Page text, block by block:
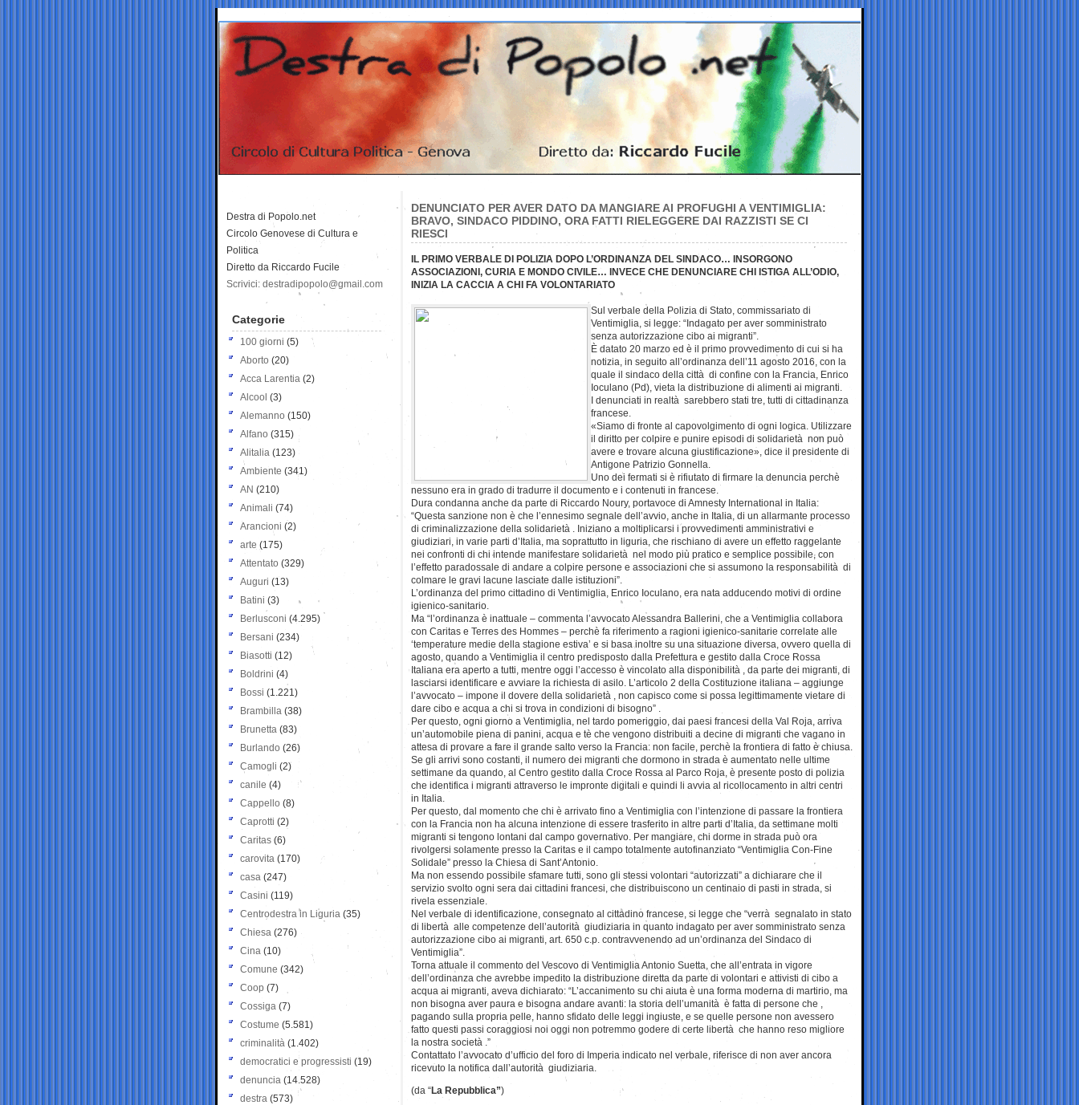
DENUNCIATO PER AVER DATO DA MANGIARE AI PROFUGHI A VENTIMIGLIA:
BRAVO, SINDACO PIDDINO, ORA FATTI RIELEGGERE DAI RAZZISTI SE CI
RIESCI
IL PRIMO VERBALE DI POLIZIA DOPO L’ORDINANZA DEL SINDACO… INSORGONO
ASSOCIAZIONI, CURIA E MONDO CIVILE… INVECE CHE DENUNCIARE CHI ISTIGA ALL’ODIO,
INIZIA LA CACCIA A CHI FA VOLONTARIATO
Sul verbale della Polizia di Stato, commissariato di
Ventimiglia, si legge: “Indagato per aver somministrato
senza autorizzazione cibo ai migranti”.
È datato 20 marzo ed è il primo provvedimento di cui si ha
notizia, in seguito all’ordinanza dell’11 agosto 2016, con la
quale il sindaco della città di confine con la Francia, Enrico
Ioculano (Pd), vieta la distribuzione di alimenti ai migranti.
I denunciati in realtà sarebbero stati tre, tutti di cittadinanza
francese.
«Siamo di fronte al capovolgimento di ogni logica. Utilizzare
il diritto per colpire e punire episodi di solidarietà non può
avere e trovare alcuna giustificazione», dice il presidente di
Antigone Patrizio Gonnella.
Uno dei fermati si è rifiutato di firmare la denuncia perchè
nessuno era in grado di tradurre il documento e i contenuti in francese.
Dura condanna anche da parte di Riccardo Noury, portavoce di Amnesty International in Italia:
“Questa sanzione non è che l’ennesimo segnale dell’avvio, anche in Italia, di un allarmante processo
di criminalizzazione della solidarietà . Iniziano a moltiplicarsi i provvedimenti amministrativi e
giudiziari, in varie parti d’Italia, ma soprattutto in liguria, che rischiano di avere un effetto raggelante
nei confronti di chi intende manifestare solidarietà nel modo più pratico e semplice possibile, con
l’effetto paradossale di andare a colpire persone e associazioni che si assumono la responsabilità di
colmare le gravi lacune lasciate dalle istituzioni”.
L’ordinanza del primo cittadino di Ventimiglia, Enrico Ioculano, era nata adducendo motivi di ordine
igienico-sanitario.
Ma “l’ordinanza è inattuale – commenta l’avvocato Alessandra Ballerini, che a Ventimiglia collabora
con Caritas e Terres des Hommes – perchè fa riferimento a ragioni igienico-sanitarie correlate alle
‘temperature medie della stagione estiva’ e si basa inoltre su una situazione diversa, ovvero quella di
agosto, quando a Ventimiglia il centro predisposto dalla Prefettura e gestito dalla Croce Rossa
Italiana era aperto a tutti, mentre oggi l’accesso è vincolato alla disponibilità , da parte dei migranti, di
lasciarsi identificare e avviare la richiesta di asilo. L’articolo 2 della Costituzione italiana – aggiunge
l’avvocato – impone il dovere della solidarietà , non capisco come si possa legittimamente vietare di
dare cibo e acqua a chi si trova in condizioni di bisogno” .
Per questo, ogni giorno a Ventimiglia, nel tardo pomeriggio, dai paesi francesi della Val Roja, arriva
un’automobile piena di panini, acqua e tè che vengono distribuiti a decine di migranti che vagano in
attesa di provare a fare il grande salto verso la Francia: non facile, perchè la frontiera di fatto è chiusa.
Se gli arrivi sono costanti, il numero dei migranti che dormono in strada è aumentato nelle ultime
settimane da quando, al Centro gestito dalla Croce Rossa al Parco Roja, è presente posto di polizia
che identifica i migranti attraverso le impronte digitali e quindi li avvia al ricollocamento in altri centri
in Italia.
Per questo, dal momento che chi è arrivato fino a Ventimiglia con l’intenzione di passare la frontiera
con la Francia non ha alcuna intenzione di essere trasferito in altre parti d’Italia, da settimane molti
migranti si tengono lontani dal campo governativo. Per mangiare, chi dorme in strada può ora
rivolgersi solamente presso la Caritas e il campo totalmente autofinanziato “Ventimiglia Con-Fine
Solidale” presso la Chiesa di Sant’Antonio.
Ma non essendo possibile sfamare tutti, sono gli stessi volontari “autorizzati” a dichiarare che il
servizio svolto ogni sera dai cittadini francesi, che distribuiscono un centinaio di pasti in strada, si
rivela essenziale.
Nel verbale di identificazione, consegnato al cittadino francese, si legge che “verrà segnalato in stato
di libertà alle competenze dell’autorità giudiziaria in quanto indagato per aver somministrato senza
autorizzazione cibo ai migranti, art. 650 c.p. contravvenendo ad un’ordinanza del Sindaco di
Ventimiglia”.
Torna attuale il commento del Vescovo di Ventimiglia Antonio Suetta, che all’entrata in vigore
dell’ordinanza che avrebbe impedito la distribuzione diretta da parte di volontari e attivisti di cibo a
acqua ai migranti, aveva dichiarato: “L’accanimento su chi aiuta è una forma moderna di martirio, ma
non bisogna aver paura e bisogna andare avanti: la storia dell’umanità è fatta di persone che ,
pagando sulla propria pelle, hanno sfidato delle leggi ingiuste, e se quelle persone non avessero
fatto questi passi coraggiosi noi oggi non potremmo godere di certe libertà che hanno reso migliore
la nostra società .”
Contattato l’avvocato d’ufficio del foro di Imperia indicato nel verbale, riferisce di non aver ancora
ricevuto la notifica dall’autorità giudiziaria.
(da “La Repubblica”)
Destra di Popolo.net
Circolo Genovese di Cultura e
Politica
Diretto da Riccardo Fucile
Scrivici: destradipopolo@gmail.com
Categorie
100 giorni (5)
Aborto (20)
Acca Larentia (2)
Alcool (3)
Alemanno (150)
Alfano (315)
Alitalia (123)
Ambiente (341)
AN (210)
Animali (74)
Arancioni (2)
arte (175)
Attentato (329)
Auguri (13)
Batini (3)
Berlusconi (4.295)
Bersani (234)
Biasotti (12)
Boldrini (4)
Bossi (1.221)
Brambilla (38)
Brunetta (83)
Burlando (26)
Camogli (2)
canile (4)
Cappello (8)
Caprotti (2)
Caritas (6)
carovita (170)
casa (247)
Casini (119)
Centrodestra in Liguria (35)
Chiesa (276)
Cina (10)
Comune (342)
Coop (7)
Cossiga (7)
Costume (5.581)
criminalità (1.402)
democratici e progressisti (19)
denuncia (14.528)
destra (573)